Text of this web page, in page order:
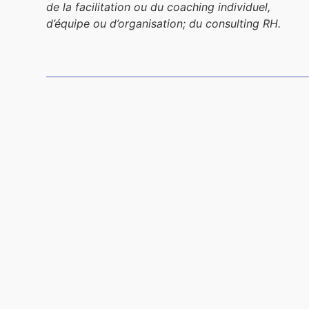
de la facilitation ou du coaching individuel,
d’équipe ou d’organisation; du consulting RH.